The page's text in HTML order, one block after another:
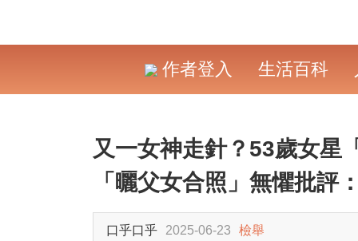
作者登入 生活百科
又一女神走針？53歲女
「曬父女合照」無懼批評
口乎口乎 2025-06-23 檢舉